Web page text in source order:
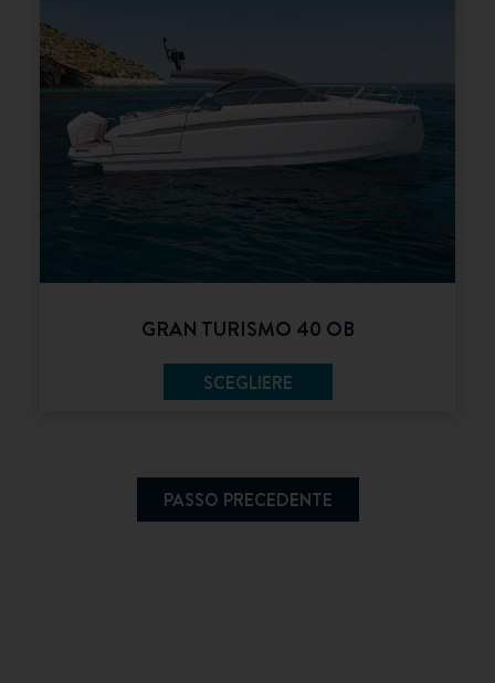
GRAN TURISMO 40 OB
SCEGLIERE
PASSO PRECEDENTE